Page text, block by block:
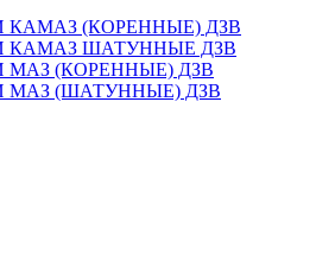
(КОРЕННЫЕ) ДЗВ
ШАТУННЫЕ ДЗВ
(КОРЕННЫЕ) ДЗВ
(ШАТУННЫЕ) ДЗВ